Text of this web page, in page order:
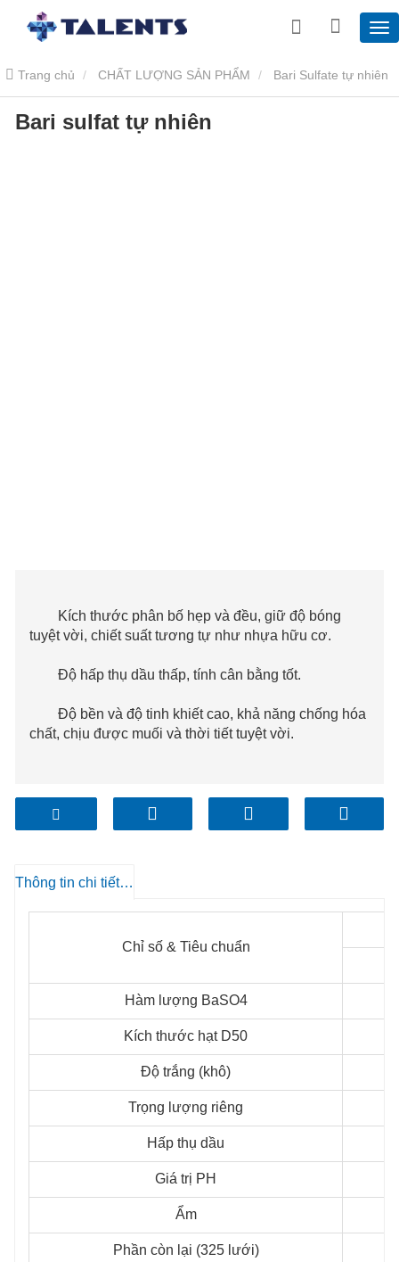
Trang chủ CHẤT LƯỢNG SẢN PHẨM Bari Sulfate tự nhiên
Bari sulfat tự nhiên
Bari sulfat tự nhiên
Kích thước phân bố hẹp và đều, giữ độ bóng
tuyệt vời, chiết suất tương tự như nhựa hữu cơ.
Độ hấp thụ dầu thấp, tính cân bằng tốt.
Độ bền và độ tinh khiết cao, khả năng chống hóa
chất, chịu được muối và thời tiết tuyệt vời.
Thông tin chi tiết sản phẩm
Chỉ số & Tiêu chuẩn
Hàm lượng BaSO4
Kích thước hạt D50
Độ trắng (khô)
Trọng lượng riêng
Hấp thụ dầu
Giá trị PH
Ẩm
Phần còn lại (325 lưới)